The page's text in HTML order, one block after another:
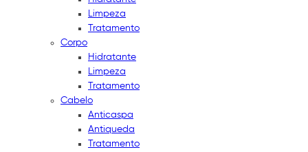
Limpeza
Tratamento
Corpo
Hidratante
Limpeza
Tratamento
Cabelo
Anticaspa
Antiqueda
Tratamento